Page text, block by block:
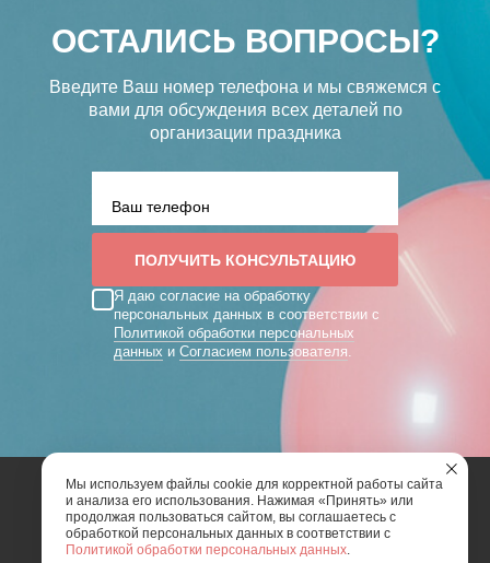
ОСТАЛИСЬ ВОПРОСЫ?
Введите Ваш номер телефона и мы свяжемся с
вами для обсуждения всех деталей по
организации праздника
Я даю согласие на обработку
персональных данных в соответствии с
Политикой обработки персональных
данных и Согласием пользователя.
2026 | Art Mix Show - творческая группа
Мы используем файлы cookie для корректной работы сайта
и анализа его использования. Нажимая «Принять» или
продолжая пользоваться сайтом, вы соглашаетесь с
обработкой персональных данных в соответствии с
Политикой обработки персональных данных.